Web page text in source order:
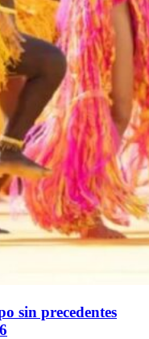
sin precedentes